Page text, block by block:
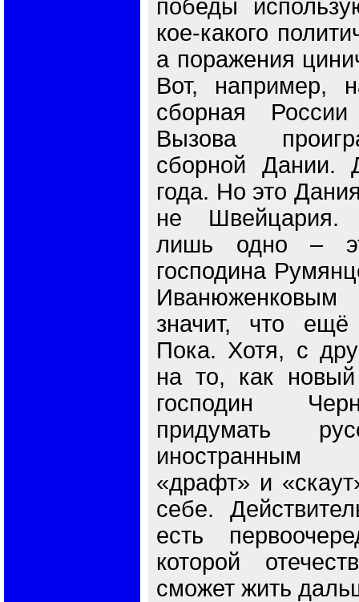
победы
кое-какого
а поражения
Вот, например,
сборная
Вызова
сборной Дании.
года. Но это
не Швейцария.
лишь одно –
господина
значит, что
Пока. Хотя, с
на то, как
господин
придумать
иностранным
«драфт» и
себе.
есть
которой
сможет жить